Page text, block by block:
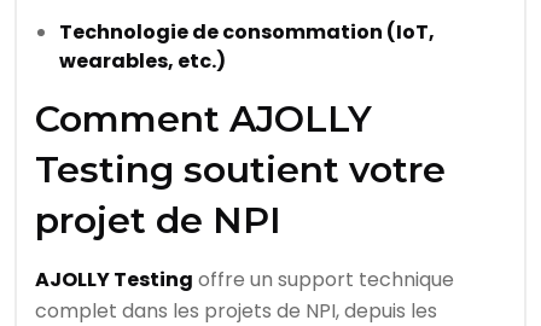
Technologie de consommation (IoT,
wearables, etc.)
Comment AJOLLY
Testing soutient votre
projet de NPI
AJOLLY Testing offre un support technique
complet dans les projets de NPI, depuis les